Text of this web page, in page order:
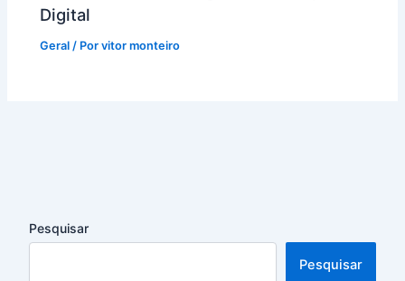
Digital
Geral / Porvitor monteiro
Pesquisar
Pesquisar